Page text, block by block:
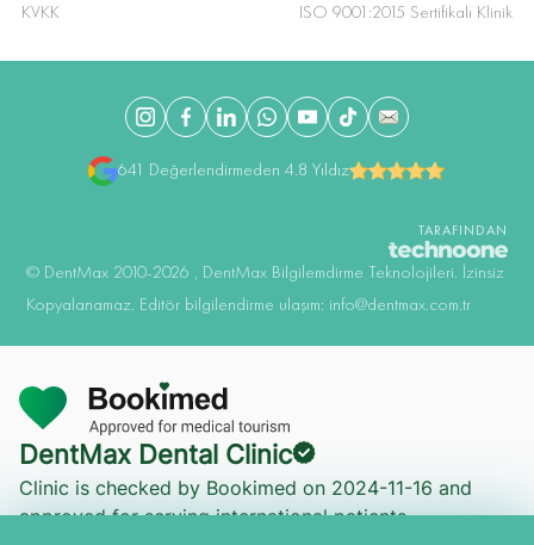
Online Muayene
ONLINE RANDEVU
KVKK ISO 9001:2015 Sertifikalı Klinik
İstanbul
641 Değerlendirmeden 4.8 Yıldız
©️ DentMax 2010-2026 , DentMax Bilgilemdirme Teknolojileri. İzinsiz
Kopyalanamaz. Editör bilgilendirme ulaşım: info@dentmax.com.tr
TARAFINDAN
DentMax Dental Clinic
Clinic is checked by Bookimed on 2024-11-16 and
approved for serving international patients.